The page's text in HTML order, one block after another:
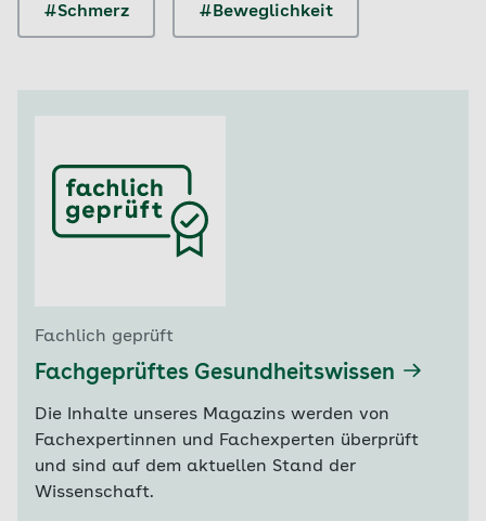
#Schmerz #Beweglichkeit
Fachlich geprüft
Fachgeprüftes Gesundheitswissen
Die Inhalte unseres Magazins werden von
Fachexpertinnen und Fachexperten überprüft
und sind auf dem aktuellen Stand der
Wissenschaft.